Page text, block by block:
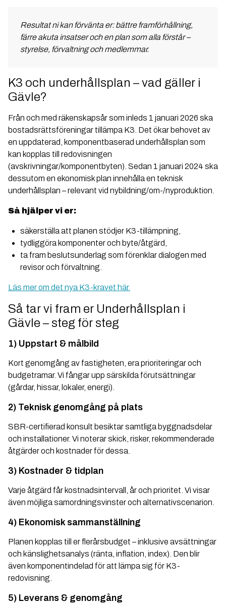
Resultat ni kan förvänta er: bättre framförhållning,
färre akuta insatser och en plan som alla förstår –
styrelse, förvaltning och medlemmar.
K3 och underhållsplan – vad gäller i
Gävle?
Från och med räkenskapsår som inleds 1 januari 2026 ska
bostadsrättsföreningar tillämpa K3. Det ökar behovet av
en uppdaterad, komponentbaserad underhållsplan som
kan kopplas till redovisningen
(avskrivningar/komponentbyten). Sedan 1 januari 2024 ska
dessutom en ekonomisk plan innehålla en teknisk
underhållsplan – relevant vid nybildning/om-/nyproduktion.
Så hjälper vi er:
säkerställa att planen stödjer K3-tillämpning,
tydliggöra komponenter och byte/åtgärd,
ta fram beslutsunderlag som förenklar dialogen med
revisor och förvaltning.
Läs mer om det nya K3-kravet här.
Så tar vi fram er Underhållsplan i
Gävle – steg för steg
1) Uppstart & målbild
Kort genomgång av fastigheten, era prioriteringar och
budgetramar. Vi fångar upp särskilda förutsättningar
(gårdar, hissar, lokaler, energi).
2) Teknisk genomgång på plats
SBR-certifierad konsult besiktar samtliga byggnadsdelar
och installationer. Vi noterar skick, risker, rekommenderade
åtgärder och kostnader för dessa.
3) Kostnader & tidplan
Varje åtgärd får kostnadsintervall, år och prioritet. Vi visar
även möjliga samordningsvinster och alternativscenarion.
4) Ekonomisk sammanställning
Planen kopplas till er flerårsbudget – inklusive avsättningar
och känslighetsanalys (ränta, inflation, index). Den blir
även komponentindelad för att lämpa sig för K3-
redovisning.
5) Leverans & genomgång